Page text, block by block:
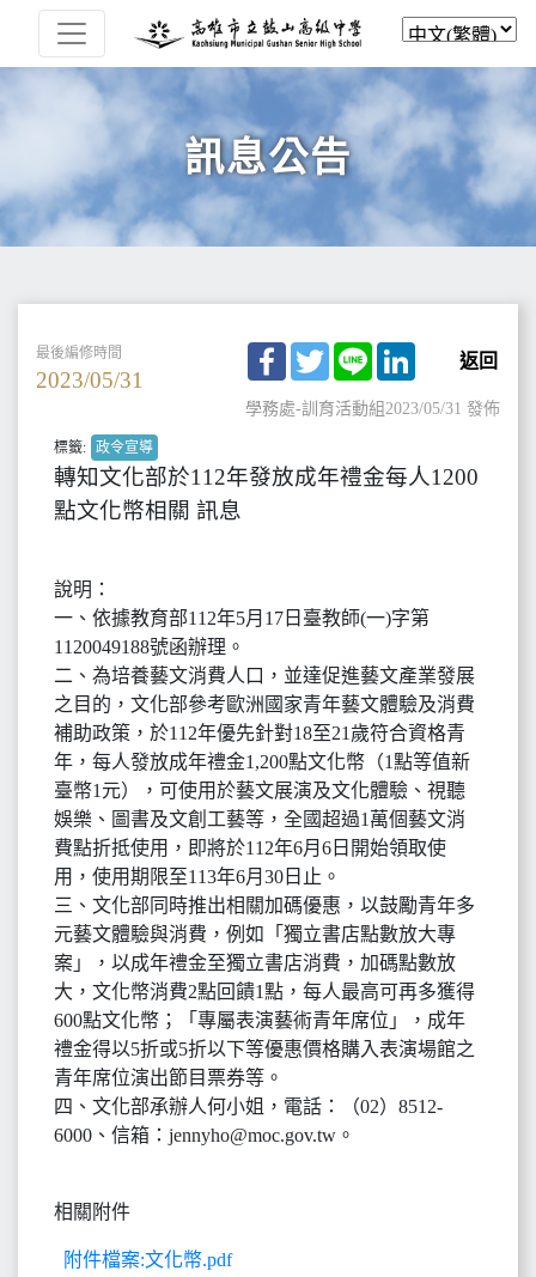
訊息公告
最後編修時間
2023/05/31
Facebook
TwitterLine LinkedIn
返回
學務處-訓育活動組2023/05/31 發佈
標籤: 政令宣導
轉知文化部於112年發放成年禮金每人1200
點文化幣相關 訊息
說明：
一、依據教育部112年5月17日臺教師(一)字第
1120049188號函辦理。
二、為培養藝文消費人口，並達促進藝文產業發展
之目的，文化部參考歐洲國家青年藝文體驗及消費
補助政策，於112年優先針對18至21歲符合資格青
年，每人發放成年禮金1,200點文化幣（1點等值新
臺幣1元），可使用於藝文展演及文化體驗、視聽
娛樂、圖書及文創工藝等，全國超過1萬個藝文消
費點折抵使用，即將於112年6月6日開始領取使
用，使用期限至113年6月30日止。
三、文化部同時推出相關加碼優惠，以鼓勵青年多
元藝文體驗與消費，例如「獨立書店點數放大專
案」，以成年禮金至獨立書店消費，加碼點數放
大，文化幣消費2點回饋1點，每人最高可再多獲得
600點文化幣；「專屬表演藝術青年席位」，成年
禮金得以5折或5折以下等優惠價格購入表演場館之
青年席位演出節目票券等。
四、文化部承辦人何小姐，電話：（02）8512-
6000、信箱：jennyho@moc.gov.tw。
相關附件
附件檔案:文化幣.pdf